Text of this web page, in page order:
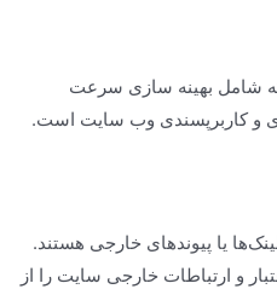
شامل بهینه سازی سرعت
و کاربرپسندی وب سایت است.
یا پیوندهای خارجی هستند.
و ارتباطات خارجی سایت را از